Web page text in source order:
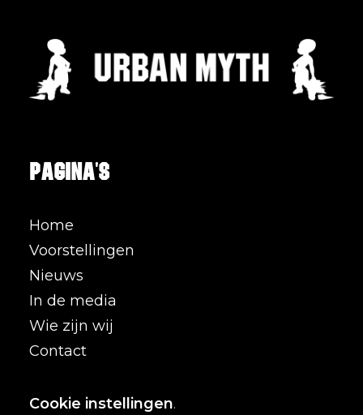
Pagina's
Home
Voorstellingen
Nieuws
In de media
Wie zijn wij
Contact
Cookie instellingen.